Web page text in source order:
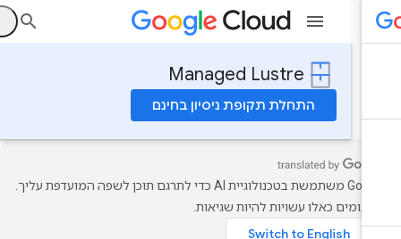
Managed Lustre
התחלת תקופת ניסיון בחינם
‫Google משתמשת בטכנולוגיית AI כדי לתרגם תוכן לשפה המועדפת עליך.
כאלו עשויות להיות שגיאות.